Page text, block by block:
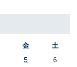
金 土
5
6